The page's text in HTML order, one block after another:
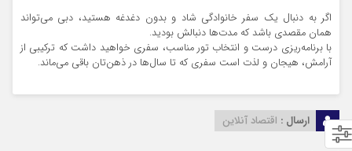
اگر به دنبال یک سفر خانوادگی شاد و بدون دغدغه هستید، دبی می‌تواند
همان مقصدی باشد که مدت‌ها دنبالش بودید.
با برنامه‌ریزی درست و انتخاب تور مناسب، سفری خواهید داشت که ترکیبی از
آرامش، هیجان و لذت است سفری که تا سال‌ها در ذهن‌تان باقی می‌ماند.
ارسال : اقتصاد آنلاین